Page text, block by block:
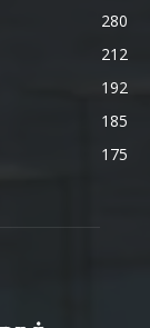
280
212
192
185
175